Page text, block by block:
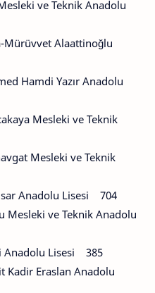
ve Teknik Anadolu
Alaattinoğlu
Hamdi Yazır Anadolu
Mesleki ve Teknik
Mesleki ve Teknik
Anadolu Lisesi 704
ve Teknik Anadolu
Anadolu Lisesi 385
Eraslan Anadolu